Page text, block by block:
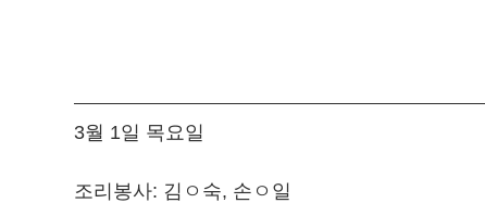
3월 1일 목요일
조리봉사: 김ㅇ숙, 손ㅇ일